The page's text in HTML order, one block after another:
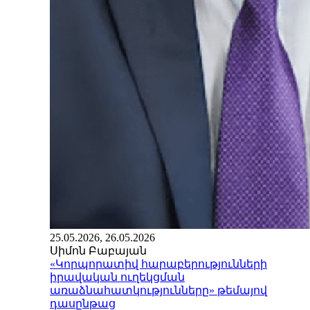
25.05.2026, 26.05.2026
Սիմոն Բաբայան
«Կորպորատիվ հարաբերությունների
իրավական ուղեկցման
առաձնահատկությունները» թեմայով
դասընթաց